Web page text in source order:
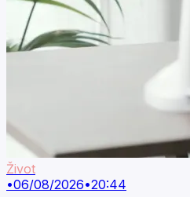
Život
•06/08/2026•20:44